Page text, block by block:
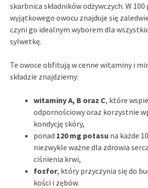
skarbnica składników odżywczych. W
wyjątkowego owocu znajduje się
czyni go idealnym wyborem dla
sylwetkę.
Te owoce obfitują w cenne witaminy i
składzie znajdziemy:
witaminy A, B oraz C, które
odpornościowy oraz korzystnie
kondycję skóry,
ponad 120 mg potasu na każde
niezwykle ważne dla zdrowia
ciśnienia krwi,
fosfor, który przyczynia się do
kości i zębów.